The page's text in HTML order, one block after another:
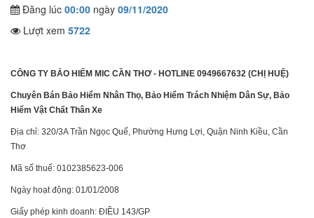
Đăng lúc 00:00 ngày 09/11/2020
Lượt xem 5722
CÔNG TY BẢO HIỂM MIC CẦN THƠ - HOTLINE 0949667632 (CHỊ HUỆ)
Chuyên Bán Bảo Hiểm Nhân Thọ, Bảo Hiểm Trách Nhiệm Dân Sự, Bảo
Hiểm Vật Chất Thân Xe
Địa chỉ: 320/3A Trần Ngọc Quế, Phường Hưng Lợi, Quận Ninh Kiều, Cần
Thơ
Mã số thuế: 0102385623-006
Ngày hoạt động: 01/01/2008
Giấy phép kinh doanh: ĐIỀU 143/GP